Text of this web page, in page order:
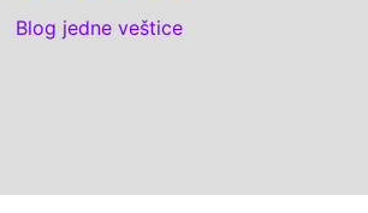
Blog jedne veštice